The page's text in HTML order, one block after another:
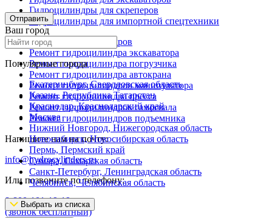
Гидроцилиндры для скреперов
Гидроцилиндры для импортной спецтехники
Ремонт гидроцилиндров
Ремонт гидроцилиндра экскаватора
Ремонт гидроцилиндра погрузчика
Ремонт гидроцилиндра автокрана
Ремонт гидроцилиндров манипулятора
Ремонт гидроцилиндра пресса
Ремонт гидроцилиндров самосвала
Ремонт гидроцилиндров подъемника
Напишите нам на почту:
info@hydrocylinders.ru
Или позвоните по телефону:
8-800-101-19-19
(звонок бесплатный)
Отправить
Ваш город
Популярные города
Екатеринбург, Свердловская область
Казань, Республика Татарстан
Краснодар, Краснодарский край
Москва
Нижний Новгород, Нижегородская область
Новосибирск, Новосибирская область
Пермь, Пермский край
Самара, Самарская область
Санкт-Петербург, Ленинградская область
Челябинск, Челябинская область
Выбрать из списка